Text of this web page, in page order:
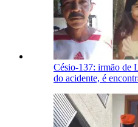
Césio-137: irmão de
do acidente, é